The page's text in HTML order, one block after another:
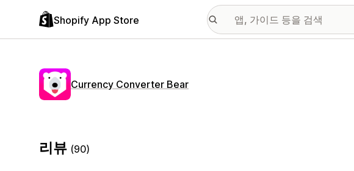
Shopify App Store
Currency Converter Bear
리뷰 (90)